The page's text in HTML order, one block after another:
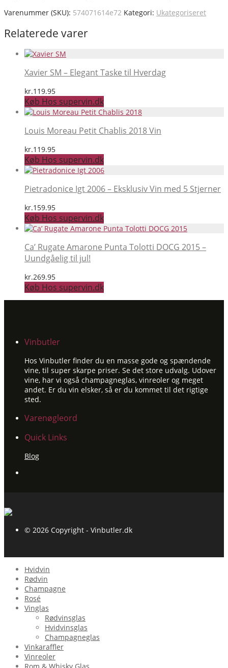
Varenummer (SKU): 574071614e72 Kategori: Ukategoriseret
Relaterede varer
Xavier SM – Elegant Taske til Hverdag
kr.119.95
Køb Hos supervin.dk
Louis Moreau Petit Chablis 2018 Vin
kr.119.95
Køb Hos supervin.dk
Pietradonice Igt 2006 – Eksklusiv Vin med 5 Stjerner
kr.159.95
Køb Hos supervin.dk
Ca’ Rugate Amarone Punta Tolotti DOCG 2015 –
Uundgåelig til jul!
kr.269.95
Køb Hos supervin.dk
Vinbutler
Hos Vinbutler finder du en masse gode og spændende
vine, til super skarpe priser. Se det store udvalg. Udover
vine, har vi også champagneglas, vinreoler og meget
andet. Er du vin elsker, så er du kommet til det rigtige
sted.
Varenøgleord
Quick Links
Blog
© 2026 Copyright - Vinbutler.dk
Hvidvin
Rødvin
Champagne
Rosé
Vinglas
Rødvinsglas
Hvidvinsglas
Champagneglas
Vinkaraffler
Vinreoler